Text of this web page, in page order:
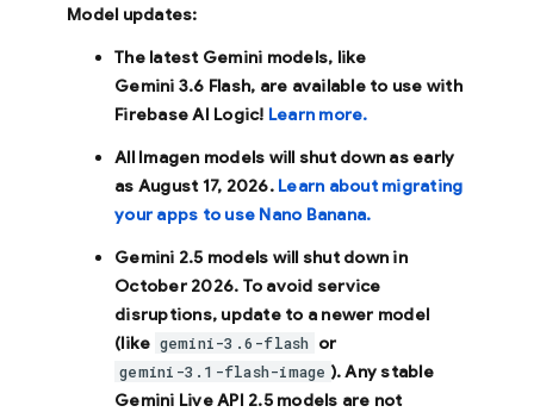
Model updates:
The latest Gemini models, like
Gemini 3.6 Flash, are available to use with
Firebase AI Logic! Learn more.
All Imagen models will shut down as early
as August 17, 2026. Learn about migrating
your apps to use Nano Banana.
Gemini 2.5 models will shut down in
October 2026. To avoid service
disruptions, update to a newer model
(like gemini-3.6-flash or
gemini-3.1-flash-image ). Any stable
Gemini Live API 2.5 models are not